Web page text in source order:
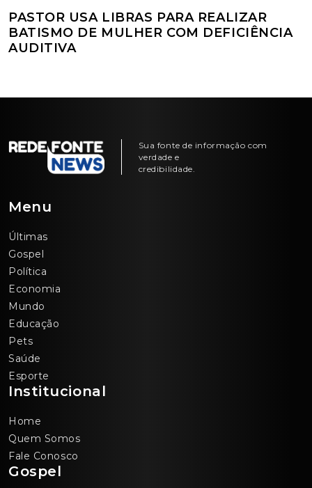
PASTOR USA LIBRAS PARA REALIZAR
BATISMO DE MULHER COM DEFICIÊNCIA
AUDITIVA
Sua fonte de informação com
verdade e
credibilidade.
Menu
Últimas
Gospel
Política
Economia
Mundo
Educação
Pets
Saúde
Esporte
Institucional
Home
Quem Somos
Fale Conosco
Gospel